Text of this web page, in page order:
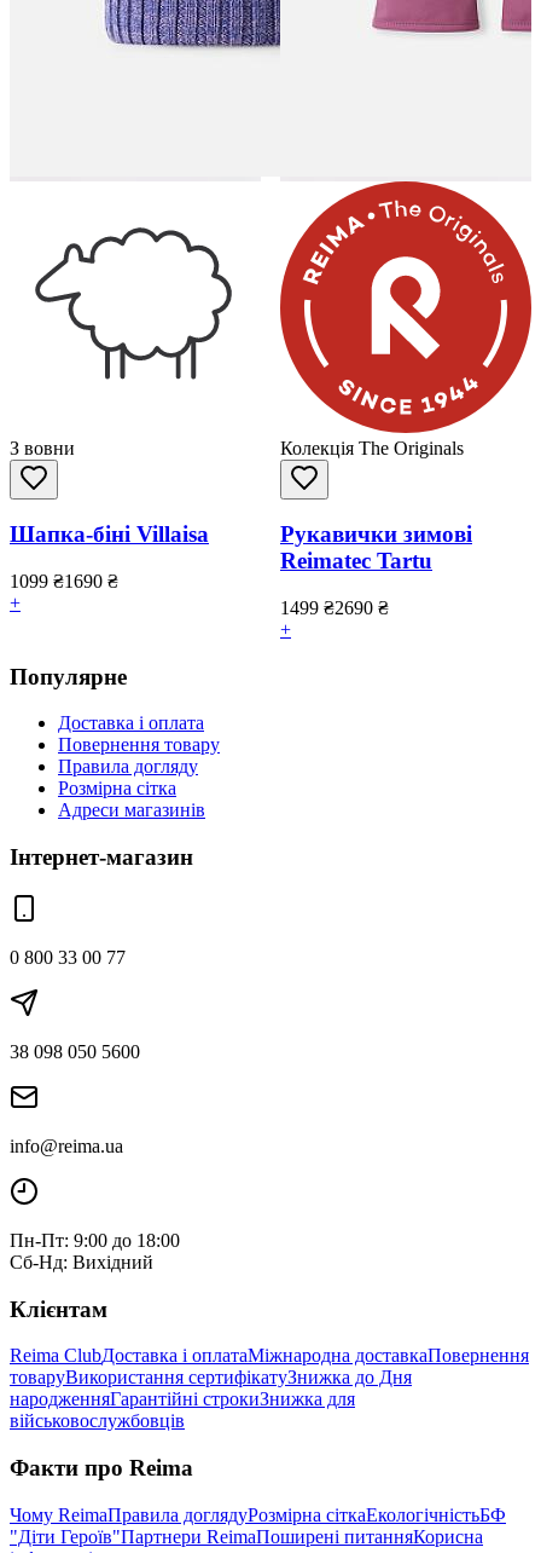
З вовни
Шапка-біні Villaisa
1099 ₴1690 ₴
+
Колекція The Originals
Рукавички зимові
Reimatec Tartu
1499 ₴2690 ₴
+
Популярне
Доставка і оплата
Повернення товару
Правила догляду
Розмірна сітка
Адреси магазинів
Інтернет-магазин
0 800 33 00 77
38 098 050 5600
info@reima.ua
Пн-Пт: 9:00 до 18:00
Сб-Нд: Вихідний
Клієнтам
Reima ClubДоставка і оплатаМіжнародна доставкаПовернення
товаруВикористання сертифікатуЗнижка до Дня
народженняГарантійні строкиЗнижка для
військовослужбовців
Факти про Reima
Чому ReimaПравила доглядуРозмірна сіткаЕкологічністьБФ
"Діти Героїв"Партнери ReimaПоширені питанняКорисна